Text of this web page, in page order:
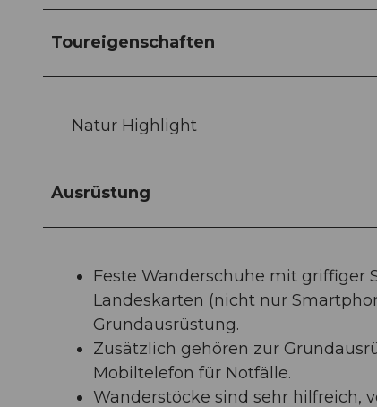
Toureigenschaften
Natur Highlight
Ausrüstung
Feste Wanderschuhe mit griffiger
Landeskarten (nicht nur
Grundausrüstung.
Zusätzlich gehören zur
Mobiltelefon für Notfälle.
Wanderstöcke sind sehr hilfreich,